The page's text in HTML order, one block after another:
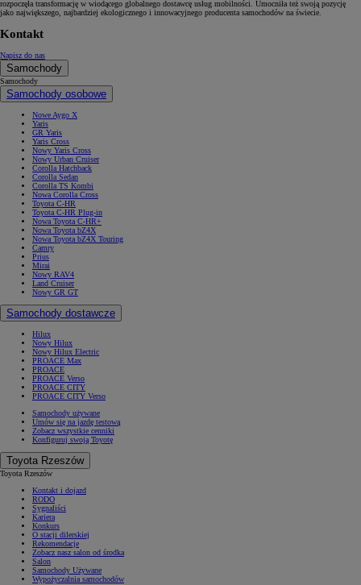
rozpoczęła transformację w wiodącego globalnego dostawcę usług mobilności. Umocniła też swoją pozycję
jako największego, najbardziej ekologicznego i innowacyjnego producenta samochodów na świecie.
Kontakt
Napisz do nas
Samochody
Samochody
Samochody osobowe
Nowe Aygo X
Yaris
GR Yaris
Yaris Cross
Nowy Yaris Cross
Nowy Urban Cruiser
Corolla Hatchback
Corolla Sedan
Corolla TS Kombi
Nowa Corolla Cross
Toyota C-HR
Toyota C-HR Plug-in
Nowa Toyota C-HR+
Nowa Toyota bZ4X
Nowa Toyota bZ4X Touring
Camry
Prius
Mirai
Nowy RAV4
Land Cruiser
Nowy GR GT
Samochody dostawcze
Hilux
Nowy Hilux
Nowy Hilux Electric
PROACE Max
PROACE
PROACE Verso
PROACE CITY
PROACE CITY Verso
Samochody używane
Umów się na jazdę testową
Zobacz wszystkie cenniki
Konfiguruj swoją Toyotę
Toyota Rzeszów
Toyota Rzeszów
Kontakt i dojazd
RODO
Sygnaliści
Kariera
Konkurs
O stacji dilerskiej
Rekomendacje
Zobacz nasz salon od środka
Salon
Samochody Używane
Wypożyczalnia samochodów